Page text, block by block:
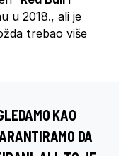
u 2018., ali je
trebao više
KAO
DA